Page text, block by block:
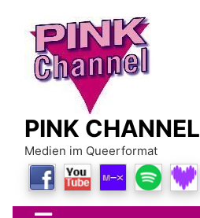
content
PINK CHANNEL
Medien im Queerformat